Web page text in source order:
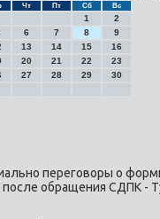
Чт Пт Сб Вс
1
2
6 7 8
9
13 14 15
16
20 21 22
23
27 28 29
30
переговоры о
после обращения СДПК -